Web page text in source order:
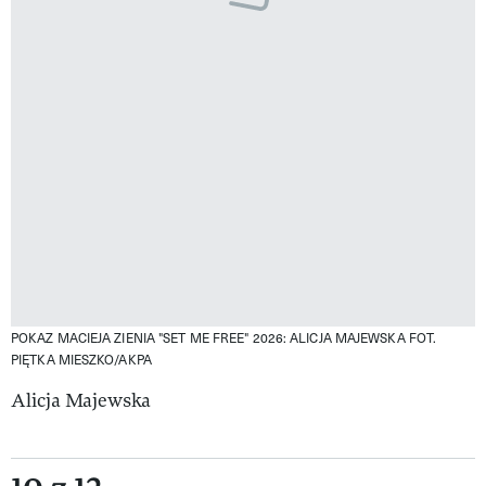
POKAZ MACIEJA ZIENIA "SET ME FREE" 2026: ALICJA MAJEWSKA FOT.
PIĘTKA MIESZKO/AKPA
Alicja Majewska